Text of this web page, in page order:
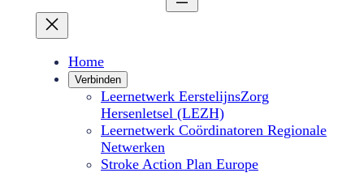
Home
Verbinden
Leernetwerk EerstelijnsZorg
Hersenletsel (LEZH)
Leernetwerk Coördinatoren Regionale
Netwerken
Stroke Action Plan Europe